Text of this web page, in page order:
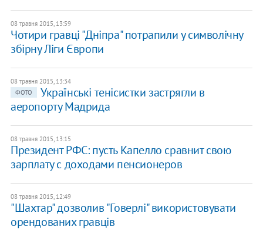
08 травня 2015, 13:59
Чотири гравці "Дніпра" потрапили у символічну
збірну Ліги Європи
08 травня 2015, 13:34
ФОТО
Українські тенісистки застрягли в
аеропорту Мадрида
08 травня 2015, 13:15
Президент РФС: пусть Капелло сравнит свою
зарплату с доходами пенсионеров
08 травня 2015, 12:49
"Шахтар" дозволив "Говерлі" використовувати
орендованих гравців